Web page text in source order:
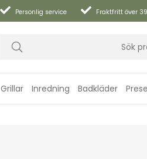
Personlig service Fraktfritt över
Grillar Inredning Badkläder